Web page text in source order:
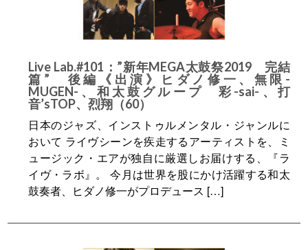
Live Lab.#101：”新年MEGA太鼓祭2019 完結
篇” 後編《出演》ヒダノ修一、無限-
MUGEN-、和太鼓グループ 彩-sai-、打
音’sTOP、烈翔（60）
日本のジャズ、インストゥルメンタル・ジャンルに
おいて ライヴシーンを疾走するアーティストを、ミ
ュージック・エアが独自に厳選しお届けする、『ラ
イヴ・ラボ』。 今月は世界を股にかけ活躍する和太
鼓奏者、ヒダノ修一がプロデュース […]